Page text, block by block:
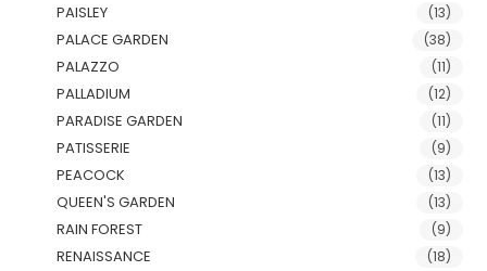
PAISLEY (13)
PALACE GARDEN (38)
PALAZZO (11)
PALLADIUM (12)
PARADISE GARDEN (11)
PATISSERIE (9)
PEACOCK (13)
QUEEN'S GARDEN (13)
RAIN FOREST (9)
RENAISSANCE (18)